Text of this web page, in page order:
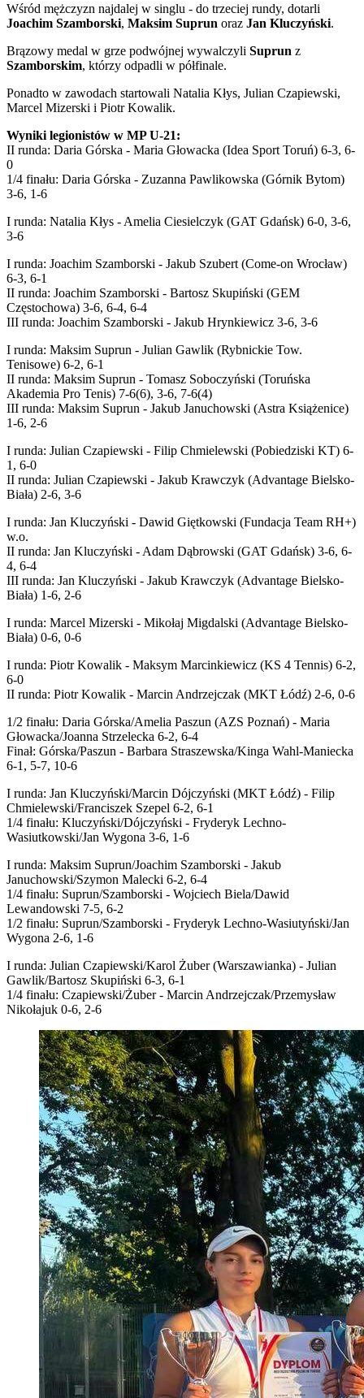
Wśród mężczyzn najdalej w singlu - do trzeciej rundy, dotarli
Joachim Szamborski, Maksim Suprun oraz Jan Kluczyński.
Brązowy medal w grze podwójnej wywalczyli Suprun z
Szamborskim, którzy odpadli w półfinale.
Ponadto w zawodach startowali Natalia Kłys, Julian Czapiewski,
Marcel Mizerski i Piotr Kowalik.
Wyniki legionistów w MP U-21:
II runda: Daria Górska - Maria Głowacka (Idea Sport Toruń) 6-3, 6-
0
1/4 finału: Daria Górska - Zuzanna Pawlikowska (Górnik Bytom)
3-6, 1-6
I runda: Natalia Kłys - Amelia Ciesielczyk (GAT Gdańsk) 6-0, 3-6,
3-6
I runda: Joachim Szamborski - Jakub Szubert (Come-on Wrocław)
6-3, 6-1
II runda: Joachim Szamborski - Bartosz Skupiński (GEM
Częstochowa) 3-6, 6-4, 6-4
III runda: Joachim Szamborski - Jakub Hrynkiewicz 3-6, 3-6
I runda: Maksim Suprun - Julian Gawlik (Rybnickie Tow.
Tenisowe) 6-2, 6-1
II runda: Maksim Suprun - Tomasz Soboczyński (Toruńska
Akademia Pro Tenis) 7-6(6), 3-6, 7-6(4)
III runda: Maksim Suprun - Jakub Januchowski (Astra Książenice)
1-6, 2-6
I runda: Julian Czapiewski - Filip Chmielewski (Pobiedziski KT) 6-
1, 6-0
II runda: Julian Czapiewski - Jakub Krawczyk (Advantage Bielsko-
Biała) 2-6, 3-6
I runda: Jan Kluczyński - Dawid Giętkowski (Fundacja Team RH+)
w.o.
II runda: Jan Kluczyński - Adam Dąbrowski (GAT Gdańsk) 3-6, 6-
4, 6-4
III runda: Jan Kluczyński - Jakub Krawczyk (Advantage Bielsko-
Biała) 1-6, 2-6
I runda: Marcel Mizerski - Mikołaj Migdalski (Advantage Bielsko-
Biała) 0-6, 0-6
I runda: Piotr Kowalik - Maksym Marcinkiewicz (KS 4 Tennis) 6-2,
6-0
II runda: Piotr Kowalik - Marcin Andrzejczak (MKT Łódź) 2-6, 0-6
1/2 finału: Daria Górska/Amelia Paszun (AZS Poznań) - Maria
Głowacka/Joanna Strzelecka 6-2, 6-4
Finał: Górska/Paszun - Barbara Straszewska/Kinga Wahl-Maniecka
6-1, 5-7, 10-6
I runda: Jan Kluczyński/Marcin Dójczyński (MKT Łódź) - Filip
Chmielewski/Franciszek Szepel 6-2, 6-1
1/4 finału: Kluczyński/Dójczyński - Fryderyk Lechno-
Wasiutkowski/Jan Wygona 3-6, 1-6
I runda: Maksim Suprun/Joachim Szamborski - Jakub
Januchowski/Szymon Malecki 6-2, 6-4
1/4 finału: Suprun/Szamborski - Wojciech Biela/Dawid
Lewandowski 7-5, 6-2
1/2 finału: Suprun/Szamborski - Fryderyk Lechno-Wasiutyński/Jan
Wygona 2-6, 1-6
I runda: Julian Czapiewski/Karol Żuber (Warszawianka) - Julian
Gawlik/Bartosz Skupiński 6-3, 6-1
1/4 finału: Czapiewski/Żuber - Marcin Andrzejczak/Przemysław
Nikołajuk 0-6, 2-6